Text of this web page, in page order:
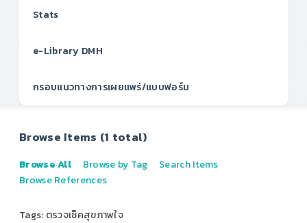
Stats
e-Library DMH
กรอบแนวทางการเผยแพร่/แบบฟอร์ม
Browse Items (1 total)
Browse All Browse by Tag
Search Items
Browse References
Tags: ตรวจเช็คสุขภาพใจ